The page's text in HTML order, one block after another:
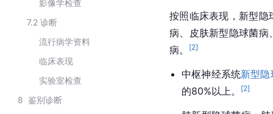
影像学检查
7.2 诊断
流行病学资料
临床表现
实验室检查
8 鉴别诊断
按照临床表现，新型隐
病、皮肤新型隐球菌病
病。
[2]
中枢神经系统新型隐
的80%以上。
[2]